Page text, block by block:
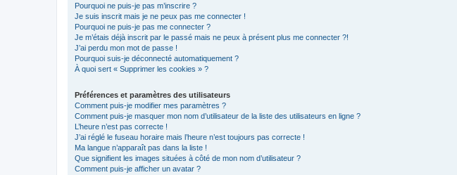
Pourquoi ne puis-je pas m’inscrire ?
Je suis inscrit mais je ne peux pas me connecter !
Pourquoi ne puis-je pas me connecter ?
Je m’étais déjà inscrit par le passé mais ne peux à présent plus me connecter ?!
J’ai perdu mon mot de passe !
Pourquoi suis-je déconnecté automatiquement ?
À quoi sert « Supprimer les cookies » ?
Préférences et paramètres des utilisateurs
Comment puis-je modifier mes paramètres ?
Comment puis-je masquer mon nom d’utilisateur de la liste des utilisateurs en ligne ?
L’heure n’est pas correcte !
J’ai réglé le fuseau horaire mais l’heure n’est toujours pas correcte !
Ma langue n’apparaît pas dans la liste !
Que signifient les images situées à côté de mon nom d’utilisateur ?
Comment puis-je afficher un avatar ?